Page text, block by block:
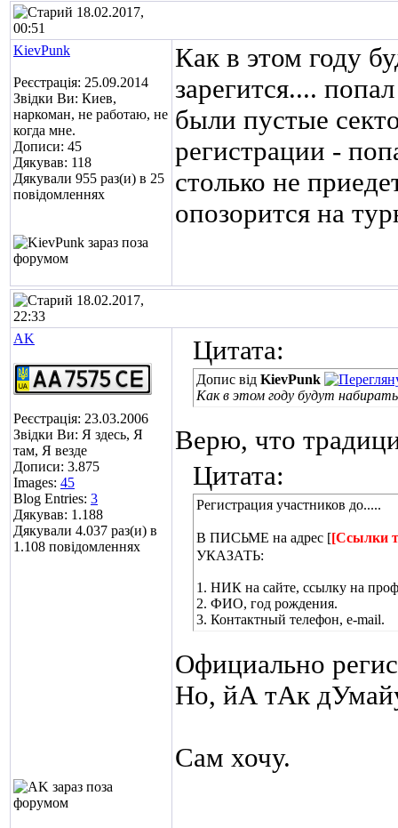
18.02.2017,
00:51
KievPunk
Реєстрація: 25.09.2014
Звідки Ви: Киев,
наркоман, не работаю, не
когда мне.
Дописи: 45
Дякував: 118
Дякували 955 раз(и) в 25
повідомленнях
Как в этом году
зарегится....
были пустые
регистрации -
столько не
опозорится на
18.02.2017,
22:33
AK
Реєстрація: 23.03.2006
Звідки Ви: Я здесь, Я
там, Я везде
Дописи: 3.875
Images: 45
Blog Entries: 3
Дякував: 1.188
Дякували 4.037 раз(и) в
1.108 повідомленнях
Цитата:
Допис від KievPunk
Как в этом году будут
Верю, что
Цитата:
Регистрация участников до.....
В ПИСЬМЕ на адрес [[Ссылки
УКАЗАТЬ:
1. НИК на сайте, ссылку на
2. ФИО, год рождения.
3. Контактный телефон, e-mail.
Официально
Но, йА тАк
Сам хочу.